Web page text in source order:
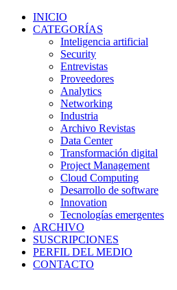
INICIO
CATEGORÍAS
Inteligencia artificial
Security
Entrevistas
Proveedores
Analytics
Networking
Industria
Archivo Revistas
Data Center
Transformación digital
Project Management
Cloud Computing
Desarrollo de software
Innovation
Tecnologías emergentes
ARCHIVO
SUSCRIPCIONES
PERFIL DEL MEDIO
CONTACTO